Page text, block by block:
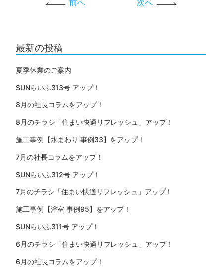
前へ 次へ
最新の投稿
夏季休業のご案内
SUNらいふ313号 アップ！
8月の社長コラムをアップ！
8月のチラシ「住まい快適リフレッシュ」アップ！
施工事例【水まわり 事例33】をアップ！
7月の社長コラムをアップ！
SUNらいふ312号 アップ！
7月のチラシ「住まい快適リフレッシュ」アップ！
施工事例【浴室 事例95】をアップ！
SUNらいふ311号 アップ！
6月のチラシ「住まい快適リフレッシュ」アップ！
6月の社長コラムをアップ！